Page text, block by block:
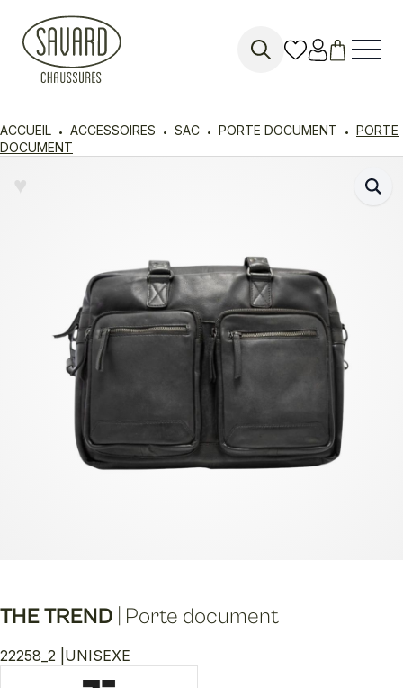
ACCUEIL ACCESSOIRES SAC PORTE DOCUMENT
PORTE
DOCUMENT
THE TREND Porte document
22258_2 | UNISEXE